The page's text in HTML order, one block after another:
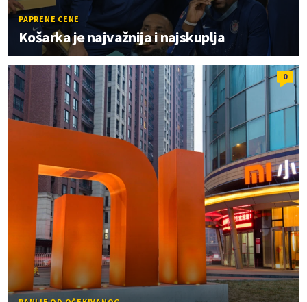
PAPRENE CENE
Košarka je najvažnija i najskuplja
0